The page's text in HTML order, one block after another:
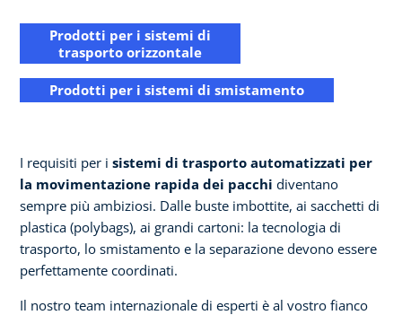
Prodotti per i sistemi di
trasporto orizzontale
Prodotti per i sistemi di smistamento
I requisiti per i sistemi di trasporto automatizzati per
la movimentazione rapida dei pacchi diventano
sempre più ambiziosi. Dalle buste imbottite, ai sacchetti di
plastica (polybags), ai grandi cartoni: la tecnologia di
trasporto, lo smistamento e la separazione devono essere
perfettamente coordinati.
Il nostro team internazionale di esperti è al vostro fianco